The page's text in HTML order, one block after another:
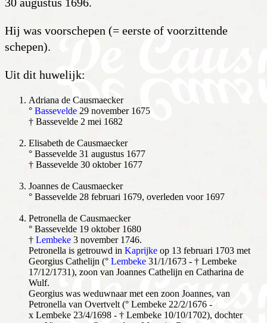
Hij was voorschepen (= eerste of voorzittende
schepen).
Uit dit huwelijk:
Adriana de Causmaecker
° Bassevelde 29 november 1675
† Bassevelde 2 mei 1682
Elisabeth de Causmaecker
° Bassevelde 31 augustus 1677
† Bassevelde 30 oktober 1677
Joannes de Causmaecker
° Bassevelde 28 februari 1679, overleden voor 1697
Petronella de Causmaecker
° Bassevelde 19 oktober 1680
† Lembeke 3 november 1746.
Petronella is getrouwd in Kaprijke op 13 februari 1703 met
Georgius Cathelijn (° Lembeke 31/1/1673 - † Lembeke
17/12/1731), zoon van Joannes Cathelijn en Catharina de
Wulf.
Georgius was weduwnaar met een zoon Joannes, van
Petronella van Overtvelt (° Lembeke 22/2/1676 -
x Lembeke 23/4/1698 - † Lembeke 10/10/1702), dochter